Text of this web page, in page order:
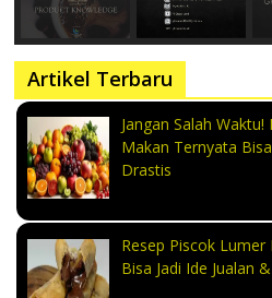
Artikel Terbaru
Jangan Salah
Makan Ternyata
Drastis
Resep Piscok
Bisa Jadi Ide Jualan